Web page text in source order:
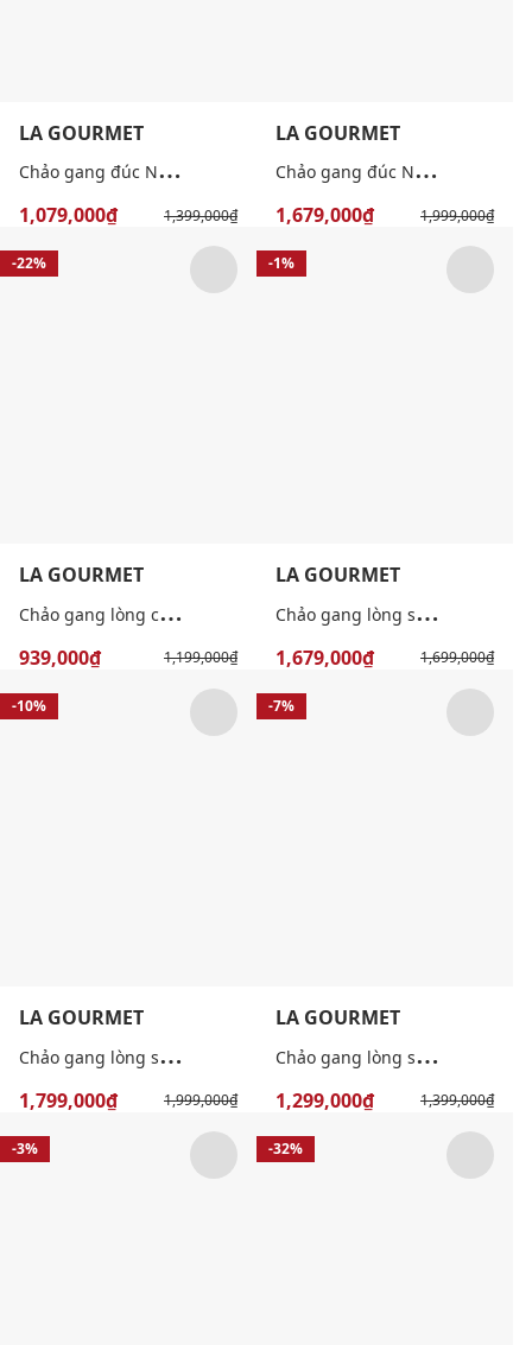
LA GOURMET
C
hảo gang đúc Nitrigan lòng sâu 24cm
1,079,000₫ 1,399,000₫
LA GOURMET
C
hảo gang đúc Nitrigan lòng sâu 34cm
1,679,000₫ 1,999,000₫
-22%
LA GOURMET
C
hảo gang lòng cạn Nitrigan 24cm
939,000₫ 1,199,000₫
-1%
LA GOURMET
C
hảo gang lòng sâu hai tay cầm Nitrigan 30cm
1,679,000₫ 1,699,000₫
-10%
LA GOURMET
C
hảo gang lòng sâu hai tay cầm Nitrigan 36cm
1,799,000₫ 1,999,000₫
-7%
LA GOURMET
C
hảo gang lòng sâu Nitrigan 24cm
1,299,000₫ 1,399,000₫
-3% -32%